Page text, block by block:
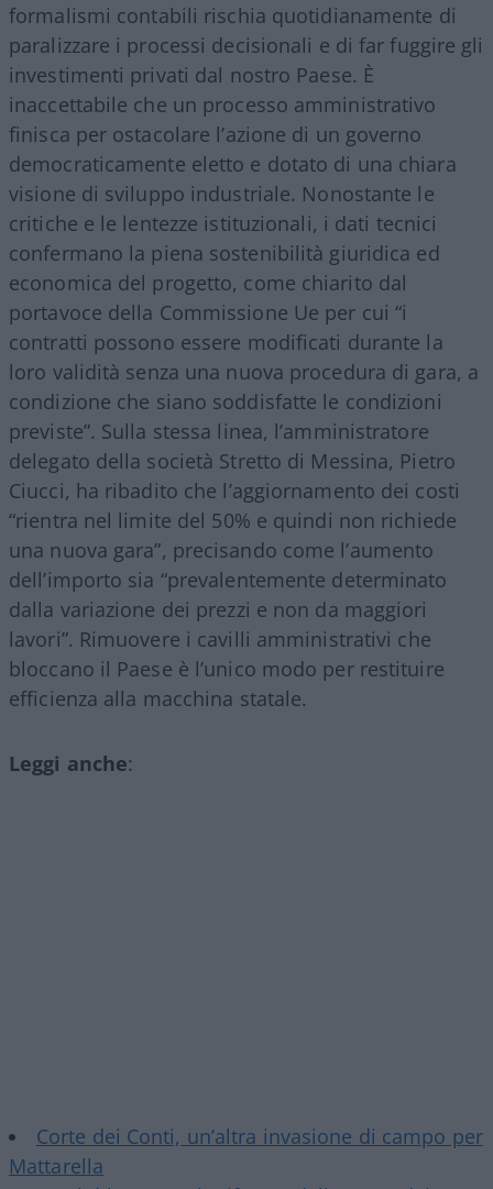
formalismi contabili rischia quotidianamente di
paralizzare i processi decisionali e di far fuggire gli
investimenti privati dal nostro Paese. È
inaccettabile che un processo amministrativo
finisca per ostacolare l’azione di un governo
democraticamente eletto e dotato di una chiara
visione di sviluppo industriale. Nonostante le
critiche e le lentezze istituzionali, i dati tecnici
confermano la piena sostenibilità giuridica ed
economica del progetto, come chiarito dal
portavoce della Commissione Ue per cui “i
contratti possono essere modificati durante la
loro validità senza una nuova procedura di gara, a
condizione che siano soddisfatte le condizioni
previste”. Sulla stessa linea, l’amministratore
delegato della società Stretto di Messina, Pietro
Ciucci, ha ribadito che l’aggiornamento dei costi
“rientra nel limite del 50% e quindi non richiede
una nuova gara”, precisando come l’aumento
dell’importo sia “prevalentemente determinato
dalla variazione dei prezzi e non da maggiori
lavori”. Rimuovere i cavilli amministrativi che
bloccano il Paese è l’unico modo per restituire
efficienza alla macchina statale.
Leggi anche:
Corte dei Conti, un’altra invasione di campo per
Mattarella